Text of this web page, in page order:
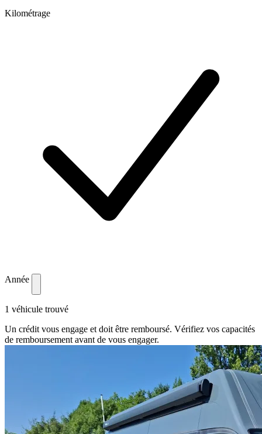
Kilométrage
Année
1 véhicule trouvé
Un crédit vous engage et doit être remboursé. Vérifiez vos capacités
de remboursement avant de vous engager.